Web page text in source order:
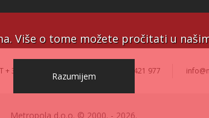
T + 385 (1) 2421 977 F + 385 (1) 2421 977
Metropola d.o.o. © 2000. - 2026.
Više o tome možete pročitati u
Razumijem